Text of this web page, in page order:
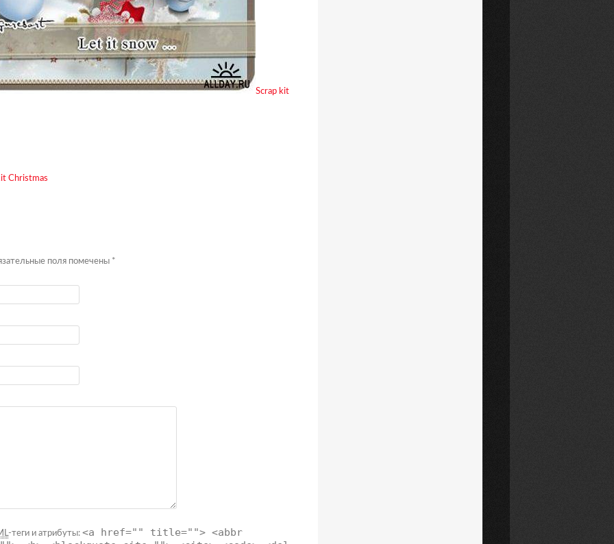
Scrap kit
Christmas
поля помечены *
-теги и атрибуты: <a href="" title=""> <abbr